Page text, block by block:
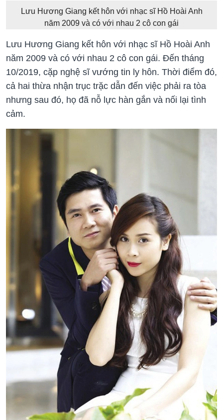
Lưu Hương Giang kết hôn với nhạc sĩ Hồ Hoài Anh
năm 2009 và có với nhau 2 cô con gái
Lưu Hương Giang kết hôn với nhạc sĩ Hồ Hoài Anh
năm 2009 và có với nhau 2 cô con gái. Đến tháng
10/2019, cặp nghệ sĩ vướng tin ly hôn. Thời điểm đó,
cả hai thừa nhận trục trặc dẫn đến việc phải ra tòa
nhưng sau đó, họ đã nỗ lực hàn gắn và nối lại tình
cảm.